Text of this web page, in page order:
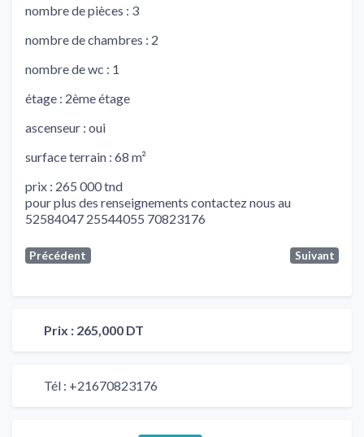
nombre de pièces : 3
nombre de chambres : 2
nombre de wc : 1
étage : 2ème étage
ascenseur : oui
surface terrain : 68 m²
prix : 265 000 tnd
pour plus des renseignements contactez nous au
52584047 25544055 70823176
Précédent Suivant
Prix : 265,000 DT
Tél : +21670823176